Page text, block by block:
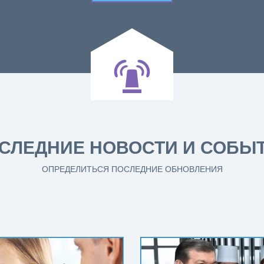
НОВОСТИ И
ОПРЕДЕЛИТЬСЯ ПОСЛЕДНИЕ ОБНОВЛЕНИЯ